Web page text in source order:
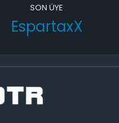
SON ÜYE
EspartaxX